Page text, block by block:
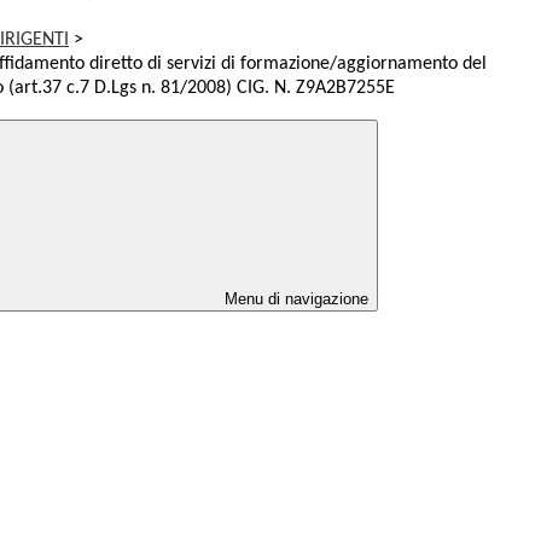
>
diretto di servizi di formazione/aggiornamento del
c.7 D.Lgs n. 81/2008) CIG. N. Z9A2B7255E
Menu di navigazione